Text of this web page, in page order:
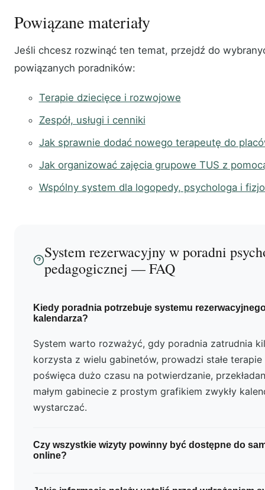
Powiązane materiały
Jeśli chcesz rozwinąć ten temat, przejdź do
powiązanych poradników:
Terapie dziecięce i rozwojowe
Zespół, usługi i cenniki
Jak sprawnie dodać nowego terapeutę do
Jak organizować zajęcia grupowe TUS z
Wspólny system dla logopedy, psychologa i
System rezerwacyjny w poradni
pedagogicznej — FAQ
Kiedy poradnia potrzebuje systemu
kalendarza?
System warto rozważyć, gdy poradnia zatrudnia
korzysta z wielu gabinetów, prowadzi stałe
poświęca dużo czasu na potwierdzanie,
małym gabinecie z prostym grafikiem zwykły
wystarczać.
Czy wszystkie wizyty powinny być dostępne do
online?